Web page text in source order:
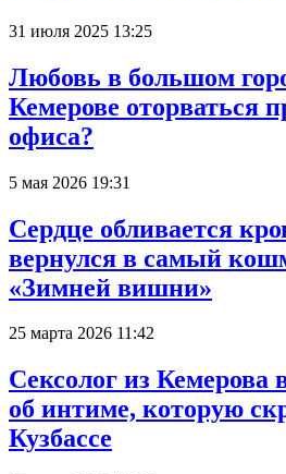
31 июля 2025 13:25
Любовь в большом
Кемерове оторваться
офиса?
5 мая 2026 19:31
Сердце обливается
вернулся в самый
«Зимней вишни»
25 марта 2026 11:42
Сексолог из Кемерова
об интиме, которую
Кузбассе